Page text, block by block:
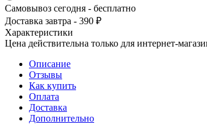
Самовывоз сегодня - бесплатно
Доставка завтра - 390 ₽
Характеристики
Цена действительна только для интернет-
Описание
Отзывы
Как купить
Оплата
Доставка
Дополнительно